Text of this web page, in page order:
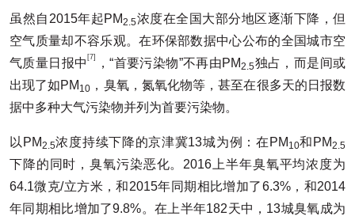
虽然自2015年起PM2.5浓度在全国大部分地区逐渐下降，但
空气质量却不容乐观。在环保部数据中心公布的全国城市空
气质量日报中[7] ，“首要污染物”不再由PM2.5独占，而是间或
出现了如PM 10 ，臭氧，氮氧化物等，甚至在很多天的日报数
据中多种大气污染物并列为首要污染物。
以PM2.5浓度持续下降的京津冀13城为例：在PM 10和PM2.5
下降的同时，臭氧污染恶化。2016上半年臭氧平均浓度为
64.1微克/立方米，和2015年同期相比增加了6.3%，和2014
年同期相比增加了9.8%。在上半年182天中，13城臭氧成为